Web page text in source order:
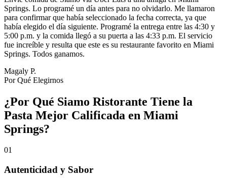
Springs. Lo programé un día antes para no olvidarlo. Me llamaron
para confirmar que había seleccionado la fecha correcta, ya que
había elegido el día siguiente. Programé la entrega entre las 4:30 y
5:00 p.m. y la comida llegó a su puerta a las 4:33 p.m. El servicio
fue increíble y resulta que este es su restaurante favorito en Miami
Springs. Todos ganamos.
Magaly P.
Por Qué Elegirnos
¿Por Qué Siamo Ristorante Tiene la
Pasta Mejor Calificada en Miami
Springs?
01
Autenticidad y Sabor